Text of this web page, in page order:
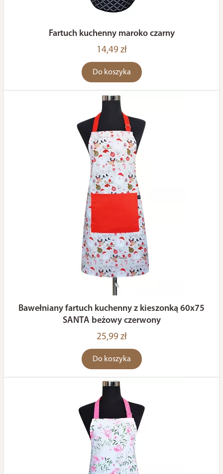
Fartuch kuchenny maroko czarny
14,49 zł
Do koszyka
Bawełniany fartuch kuchenny z kieszonką 60x75
SANTA beżowy czerwony
25,99 zł
Do koszyka